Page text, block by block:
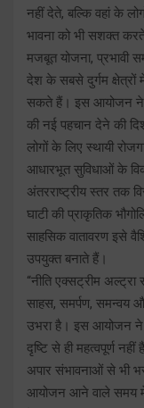
नहीं देते, बल्कि वहां के
भावना को भी सशक्त
मजबूत योजना, प्रभावी
देश के सबसे दुर्गम
सकते हैं। इस आयोजन ने
की नई पहचान देने की
लोगों के लिए स्थायी
आधारभूत सुविधाओं के
अंतरराष्ट्रीय स्तर तक
घाटी की प्राकृतिक
साहसिक वातावरण इसे
उपयुक्त बनाते हैं।
“नीति एक्सट्रीम
साहस, समर्पण, समन्वय
उभरा है। इस आयोजन ने
दृष्टि से ही महत्वपूर्ण
अपार संभावनाओं से भी
आयोजन आने वाले समय में